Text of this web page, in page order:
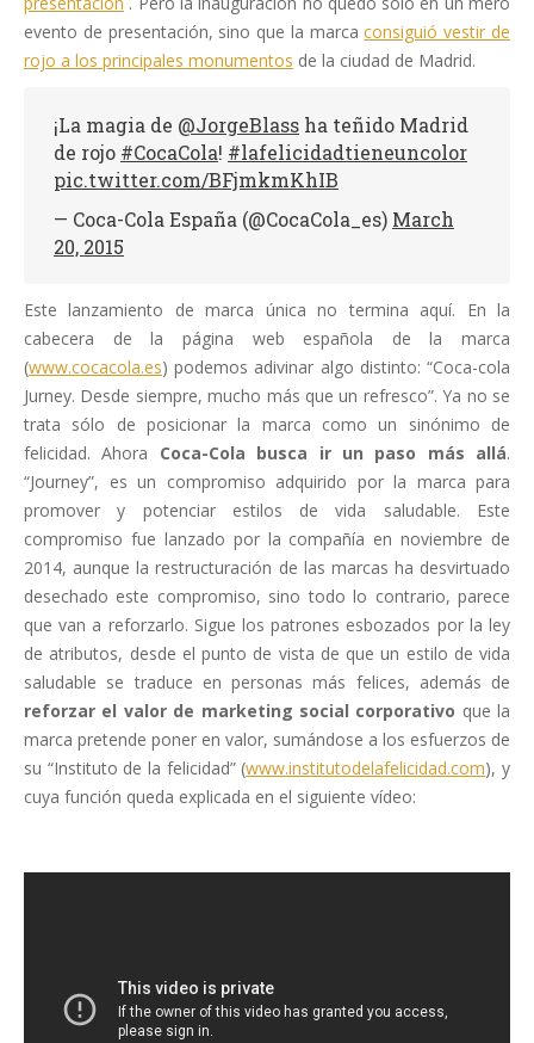
evento de presentación, sino que la marcaconsiguió vestir de
rojo a los principales monumentos de la ciudad de Madrid.
¡La magia de @JorgeBlass ha teñido Madrid
de rojo #CocaCola! #lafelicidadtieneuncolor
pic.twitter.com/BFjmkmKhIB
— Coca-Cola España (@CocaCola_es) March
20, 2015
Este lanzamiento de marca única no termina aquí. En la
cabecera de la página web española de la marca
(www.cocacola.es) podemos adivinar algo distinto: “Coca-cola
Jurney. Desde siempre, mucho más que un refresco”. Ya no se
trata sólo de posicionar la marca como un sinónimo de
felicidad. Ahora Coca-Cola busca ir un paso más allá.
“Journey”, es un compromiso adquirido por la marca para
promover y potenciar estilos de vida saludable. Este
compromiso fue lanzado por la compañía en noviembre de
2014, aunque la restructuración de las marcas ha desvirtuado
desechado este compromiso, sino todo lo contrario, parece
que van a reforzarlo. Sigue los patrones esbozados por la ley
de atributos, desde el punto de vista de que un estilo de vida
saludable se traduce en personas más felices, además de
reforzar el valor de marketing social corporativo que la
marca pretende poner en valor, sumándose a los esfuerzos de
su “Instituto de la felicidad” (www.institutodelafelicidad.com), y
cuya función queda explicada en el siguiente vídeo: